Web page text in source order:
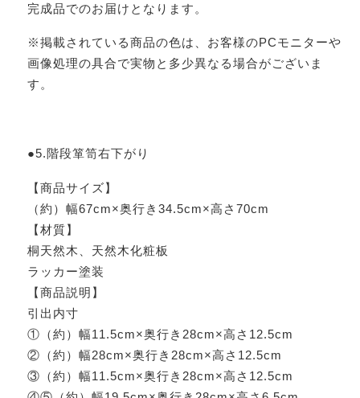
完成品でのお届けとなります。
※掲載されている商品の色は、お客様のPCモニターや
画像処理の具合で実物と多少異なる場合がございま
す。
●5.階段箪笥右下がり
【商品サイズ】
（約）幅67cm×奥行き34.5cm×高さ70cm
【材質】
桐天然木、天然木化粧板
ラッカー塗装
【商品説明】
引出内寸
①（約）幅11.5cm×奥行き28cm×高さ12.5cm
②（約）幅28cm×奥行き28cm×高さ12.5cm
③（約）幅11.5cm×奥行き28cm×高さ12.5cm